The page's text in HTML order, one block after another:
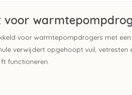
voor
voor warmtepompdrogers met
verwijdert opgehoopt vuil, vetresten
functioneren.